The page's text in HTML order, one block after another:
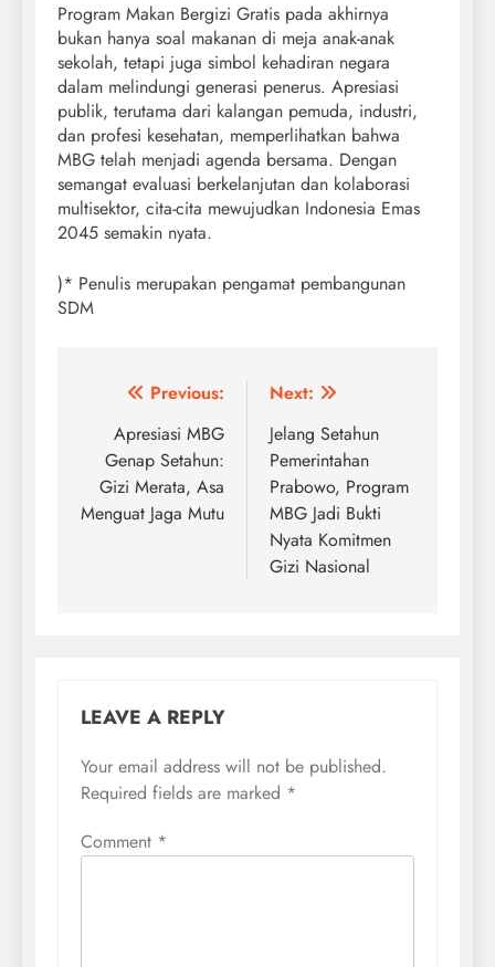
Program Makan Bergizi Gratis pada akhirnya
bukan hanya soal makanan di meja anak-anak
sekolah, tetapi juga simbol kehadiran negara
dalam melindungi generasi penerus. Apresiasi
publik, terutama dari kalangan pemuda, industri,
dan profesi kesehatan, memperlihatkan bahwa
MBG telah menjadi agenda bersama. Dengan
semangat evaluasi berkelanjutan dan kolaborasi
multisektor, cita-cita mewujudkan Indonesia Emas
2045 semakin nyata.
)* Penulis merupakan pengamat pembangunan
SDM
Post
navigation
Previous:
Apresiasi MBG
Genap Setahun:
Gizi Merata, Asa
Menguat Jaga Mutu
Next:
Jelang Setahun
Pemerintahan
Prabowo, Program
MBG Jadi Bukti
Nyata Komitmen
Gizi Nasional
LEAVE A REPLY
Your email address will not be published.
Required fields are marked *
Comment *